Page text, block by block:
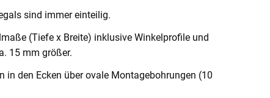
sind immer einteilig.
(Tiefe x Breite) inklusive Winkelprofile und
15 mm größer.
in den Ecken über ovale Montagebohrungen (10